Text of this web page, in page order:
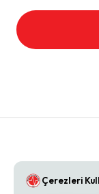
Çerezleri